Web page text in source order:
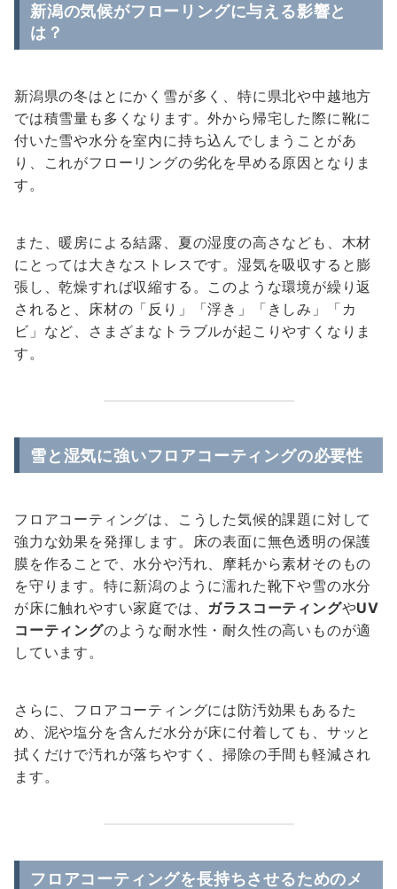
新潟の気候がフローリングに与える影響と
は？
新潟県の冬はとにかく雪が多く、特に県北や中越地方
では積雪量も多くなります。外から帰宅した際に靴に
付いた雪や水分を室内に持ち込んでしまうことがあ
り、これがフローリングの劣化を早める原因となりま
す。
また、暖房による結露、夏の湿度の高さなども、木材
にとっては大きなストレスです。湿気を吸収すると膨
張し、乾燥すれば収縮する。このような環境が繰り返
されると、床材の「反り」「浮き」「きしみ」「カ
ビ」など、さまざまなトラブルが起こりやすくなりま
す。
雪と湿気に強いフロアコーティングの必要性
フロアコーティングは、こうした気候的課題に対して
強力な効果を発揮します。床の表面に無色透明の保護
膜を作ることで、水分や汚れ、摩耗から素材そのもの
を守ります。特に新潟のように濡れた靴下や雪の水分
が床に触れやすい家庭では、 ガラスコーティングやUV
コーティングのような耐水性・耐久性の高いものが適
しています。
さらに、フロアコーティングには防汚効果もあるた
め、泥や塩分を含んだ水分が床に付着しても、サッと
拭くだけで汚れが落ちやすく、掃除の手間も軽減され
ます。
フロアコーティングを長持ちさせるためのメ